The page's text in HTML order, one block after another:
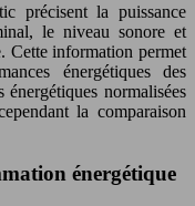
précisent la puissance
le niveau sonore et
Cette information permet
énergétiques des
énergétiques normalisées
la comparaison
énergétique